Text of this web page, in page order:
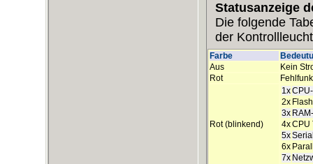
Statusanzeige
Die folgende
der
Farbe
Aus
Kein
Rot
Rot (blinkend)
1x
2x
3x
4xCPU
5x
6x
7x